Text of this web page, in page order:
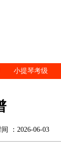
小提琴考级
：2026-06-03